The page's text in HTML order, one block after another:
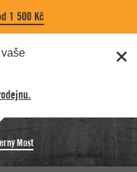
1 500 Kč
Most